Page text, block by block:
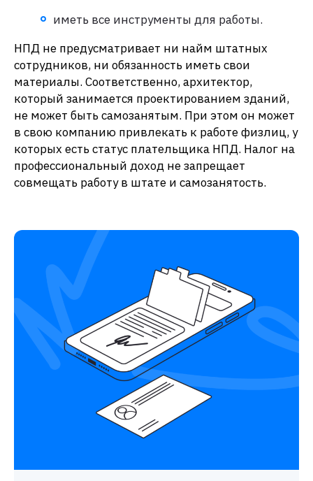
иметь все инструменты для работы.
НПД не предусматривает ни найм штатных
сотрудников, ни обязанность иметь свои
материалы. Соответственно, архитектор,
который занимается проектированием зданий,
не может быть самозанятым. При этом он может
в свою компанию привлекать к работе физлиц, у
которых есть статус плательщика НПД. Налог на
профессиональный доход не запрещает
совмещать работу в штате и самозанятость.